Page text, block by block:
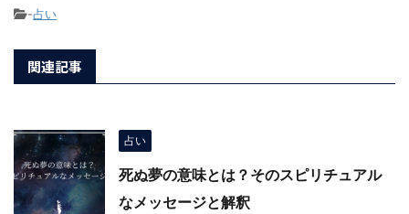
-占い
関連記事
占い
死ぬ夢の意味とは？そのスピリチュアル
なメッセージと解釈